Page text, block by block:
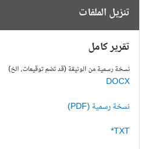
تنزيل الملفات
تقرير كامل
نسخة رسمية من الوثيقة (قد تضم توقيعات، الخ)
DOCX
نسخة رسمية (PDF)
TXT*